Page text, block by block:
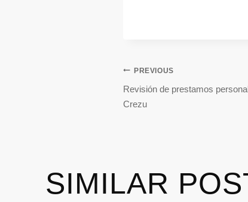
PREVIOUS
Revisión de prestamos
Crezu
SIMILAR